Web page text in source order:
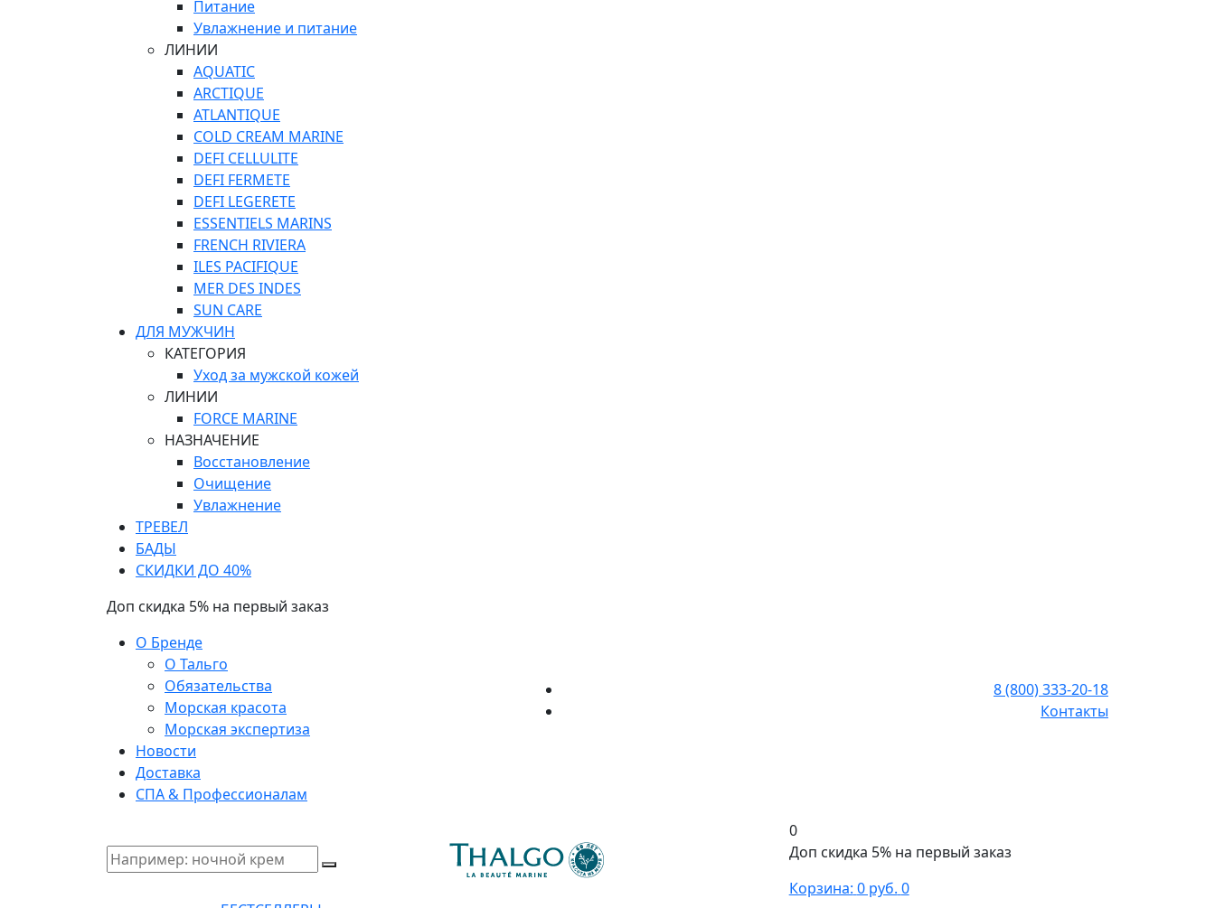
Питание
Увлажнение и питание
ЛИНИИ
AQUATIC
ARCTIQUE
ATLANTIQUE
COLD CREAM MARINE
DEFI CELLULITE
DEFI FERMETE
DEFI LEGERETE
ESSENTIELS MARINS
FRENCH RIVIERA
ILES PACIFIQUE
MER DES INDES
SUN CARE
ДЛЯ МУЖЧИН
КАТЕГОРИЯ
Уход за мужской кожей
ЛИНИИ
FORCE MARINE
НАЗНАЧЕНИЕ
Восстановление
Очищение
Увлажнение
ТРЕВЕЛ
БАДЫ
СКИДКИ ДО 40%
Доп скидка 5% на первый заказ
О Бренде
О Тальго
Обязательства
Морская красота
Морская экспертиза
Новости
Доставка
СПА & Профессионалам
8 (800) 333-20-18
Контакты
0
Доп скидка 5% на первый заказ
Корзина: 0 руб. 0